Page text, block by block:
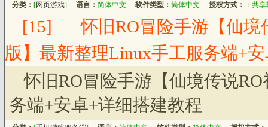
分类： [网页游戏] 语言： 简体中文 软件类型： 简体中文 授权方式： ： 共享
[15]
怀旧RO冒险手游【仙境
版】最新整理Linux手工服务端+
怀旧RO冒险手游【仙境传说
务端+安卓+详细搭建教程